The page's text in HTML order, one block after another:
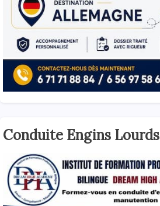
Conduite Engins Lourds